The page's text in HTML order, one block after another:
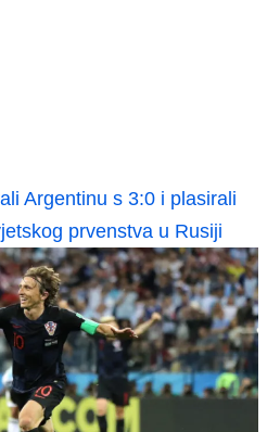
Argentinu s 3:0 i plasirali
prvenstva u Rusiji